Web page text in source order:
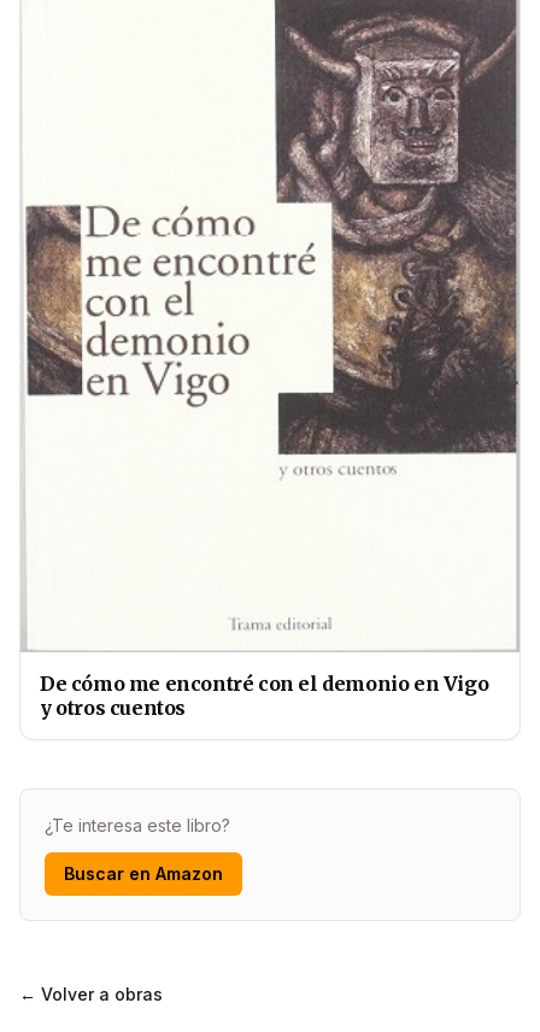
De cómo me encontré con el demonio en Vigo
y otros cuentos
¿Te interesa este libro?
Buscar en Amazon
← Volver a obras